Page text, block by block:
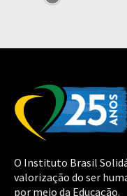
O Instituto Brasil
valorização do ser
por meio da Educação.